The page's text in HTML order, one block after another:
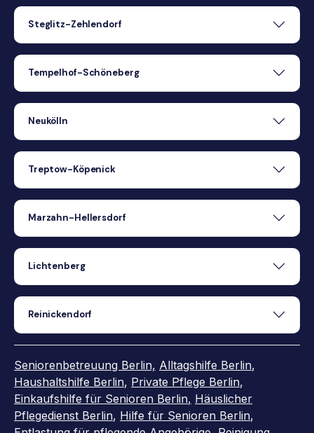
Steglitz-Zehlendorf
Tempelhof-Schöneberg
Neukölln
Treptow-Köpenick
Marzahn-Hellersdorf
Lichtenberg
Reinickendorf
Seniorenbetreuung Berlin, Alltagshilfe Berlin,
Haushaltshilfe Berlin, Private Pflege Berlin,
Einkaufshilfe für Senioren Berlin, Häuslicher
Pflegedienst Berlin, Hilfe für Senioren Berlin,